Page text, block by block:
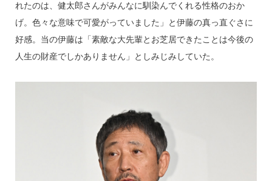
れたのは、健太郎さんがみんなに馴染んでくれる性格のおか
げ。色々な意味で可愛がっていました」と伊藤の真っ直ぐさに
好感。当の伊藤は「素敵な大先輩とお芝居できたことは今後の
人生の財産でしかありません」としみじみしていた。